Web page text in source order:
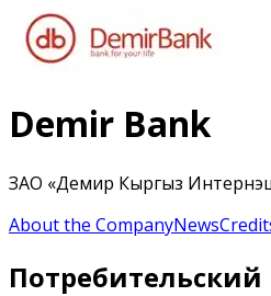
Demir Bank
ЗАО «Демир Кыргыз
About the CompanyNews
Потребительский